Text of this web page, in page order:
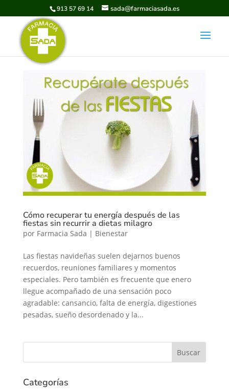
913 57 69 14 sada@farmaciasada.es
Cómo recuperar tu energía después de las
fiestas sin recurrir a dietas milagro
por Farmacia Sada | Bienestar
Las fiestas navideñas suelen dejarnos buenos
recuerdos, reuniones familiares y momentos
especiales. Pero también es frecuente que enero
llegue acompañado de una sensación poco
agradable: cansancio, falta de energía, digestiones
pesadas, sueño desordenado y la...
Categorías